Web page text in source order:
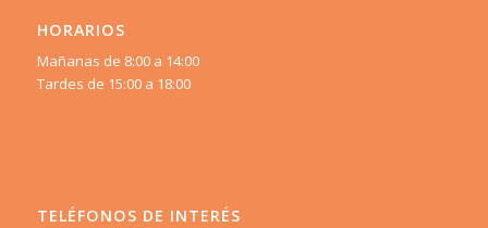
HORARIOS
Mañanas de 8:00 a 14:00
Tardes de 15:00 a 18:00
TELÉFONOS DE INTERÉS